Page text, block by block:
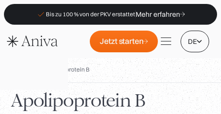
Bis zu 100 % von der PKV erstattetMehr erfahren
Jetzt starten DE
Apolipoprotein B
Apolipoprotein B